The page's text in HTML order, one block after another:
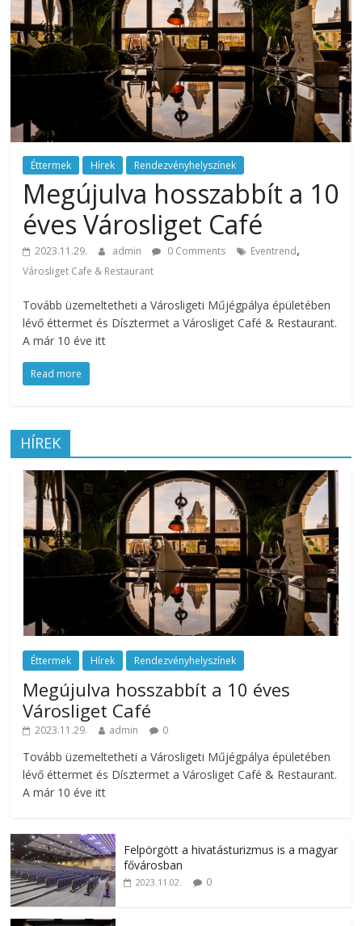
rendezvény
ajánlatok.
Rendezvények,
rendezvénytechnika,
rendezvényeszközök,
rendezvénygasztronómia,
catering.
Útmutató
úgy
profi
rendezvényszervező
mint
céges
rendezvények
szervezőinek,
vagy
kisasszonyoknak.
Éttermek Hírek Rendezvényhelyszínek
Megújulva hosszabbít a 10
éves Városliget Café
2023.11.29. admin 0 Comments Eventrend,
Városliget Cafe & Restaurant
Tovább üzemeltetheti a Városligeti Műjégpálya épületében
lévő éttermet és Dísztermet a Városliget Café & Restaurant.
A már 10 éve itt
Read more
HÍREK
Éttermek Hírek Rendezvényhelyszínek
Megújulva hosszabbít a 10 éves
Városliget Café
2023.11.29. admin 0
Tovább üzemeltetheti a Városligeti Műjégpálya épületében
lévő éttermet és Dísztermet a Városliget Café & Restaurant.
A már 10 éve itt
Felpörgött a hivatásturizmus is a magyar
fővárosban
2023.11.02. 0